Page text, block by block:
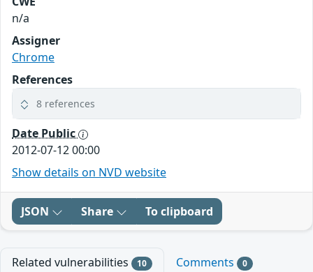
n/a
Assigner
Chrome
References
8 references
Date Public
2012-07-12 00:00
Show details on NVD website
JSON Share To clipboard
Related vulnerabilities 10 Comments 0